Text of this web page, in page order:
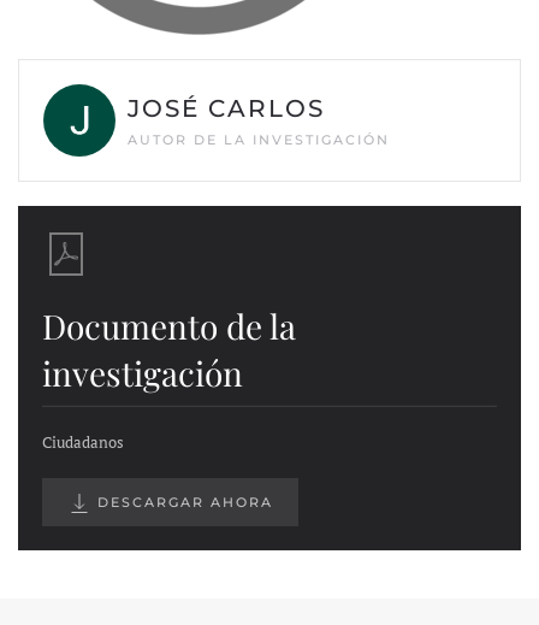
JOSÉ CARLOS
AUTOR DE LA INVESTIGACIÓN
Documento de la
investigación
Ciudadanos
DESCARGAR AHORA